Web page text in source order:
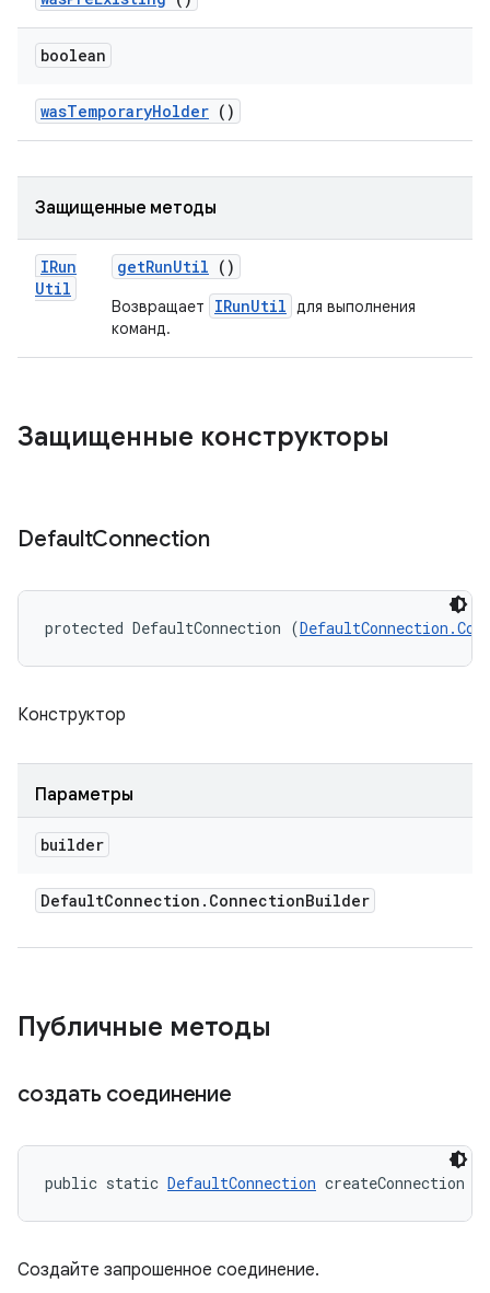
boolean
wasTemporaryHolder ()
Защищенные методы
IRun
Util
getRunUtil ()
Возвращает IRunUtil для выполнения
команд.
Защищенные конструкторы
DefaultConnection
protected DefaultConnection (
Конструктор
Параметры
builder
DefaultConnection . ConnectionBuilder
Публичные методы
создать соединение
public static DefaultConnection createConnection (
Создайте запрошенное соединение.